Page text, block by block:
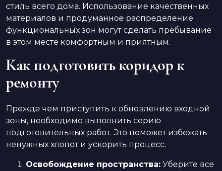
стиль всего дома. Использование качественных
материалов и продуманное распределение
функциональных зон могут сделать пребывание
в этом месте комфортным и приятным.
Как подготовить коридор к
ремонту
Прежде чем приступить к обновлению входной
зоны, необходимо выполнить серию
подготовительных работ. Это поможет избежать
ненужных хлопот и ускорить процесс.
Освобождение пространства: Уберите все